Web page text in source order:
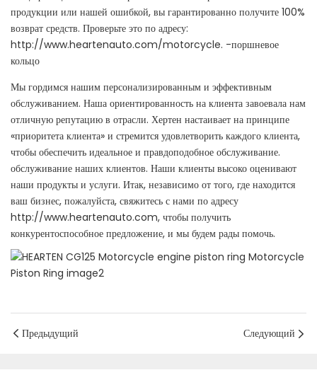
продукции или нашей ошибкой, вы гарантированно получите 100%
возврат средств. Проверьте это по адресу:
http://www.heartenauto.com/motorcycle. -поршневое
кольцо
Мы гордимся нашим персонализированным и эффективным
обслуживанием. Наша ориентированность на клиента завоевала нам
отличную репутацию в отрасли. Хертен настаивает на принципе
«приоритета клиента» и стремится удовлетворить каждого клиента,
чтобы обеспечить идеальное и правдоподобное обслуживание.
обслуживание наших клиентов. Наши клиенты высоко оценивают
наши продукты и услуги. Итак, независимо от того, где находится
ваш бизнес, пожалуйста, свяжитесь с нами по адресу
http://www.heartenauto.com, чтобы получить
конкурентоспособное предложение, и мы будем рады помочь.
Предыдущий Следующий